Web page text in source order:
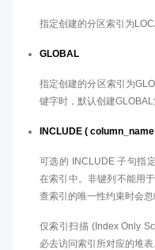
指定创建的分区索引为
GLOBAL
指定创建的分区索引为
键字时，默认创建GLOBAL
INCLUDE (
可选的 INCLUDE 子句指
在索引中。非键列不能用
查索引的唯一性约束时会忽
仅索引扫描 (Index Only
必去访问索引所对应的堆表